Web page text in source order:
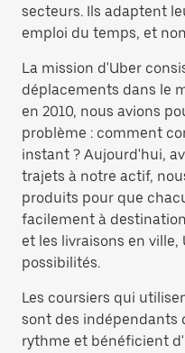
secteurs. Ils adaptent
emploi du temps, et
La mission d'Uber
déplacements dans le
en 2010, nous avions
problème : comment
instant ? Aujourd'hui,
trajets à notre actif,
produits pour que
facilement à
et les livraisons en
possibilités.
Les coursiers qui
sont des indépendants
rythme et bénéficient